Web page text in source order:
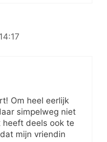
Om heel eerlijk
simpelweg niet
heeft deels ook te
mijn vriendin